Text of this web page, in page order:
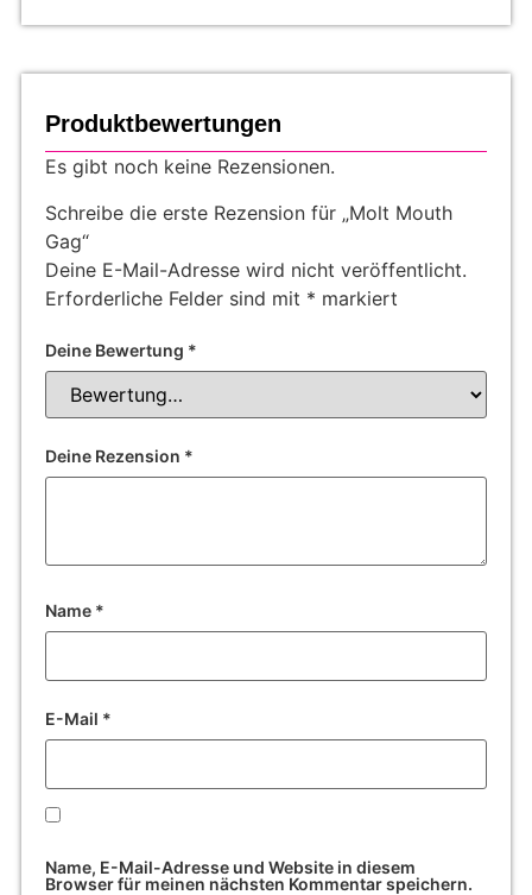
Produktbewertungen
Es gibt noch keine Rezensionen.
Schreibe die erste Rezension für „Molt Mouth
Gag“
Deine E-Mail-Adresse wird nicht veröffentlicht.
Erforderliche Felder sind mit * markiert
Deine Bewertung *
Deine Rezension *
Name *
E-Mail *
Name, E-Mail-Adresse und Website in diesem
Browser für meinen nächsten Kommentar speichern.